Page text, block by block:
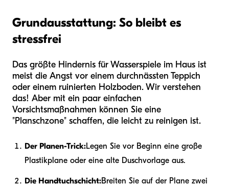
Grundausstattung: So bleibt es
stressfrei
Das größte Hindernis für Wasserspiele im Haus ist
meist die Angst vor einem durchnässten Teppich
oder einem ruinierten Holzboden. Wir verstehen
das! Aber mit ein paar einfachen
Vorsichtsmaßnahmen können Sie eine
"Planschzone" schaffen, die leicht zu reinigen ist.
Der Planen-Trick:Legen Sie vor Beginn eine große
Plastikplane oder eine alte Duschvorlage aus.
Die Handtuchschicht:Breiten Sie auf der Plane zwei